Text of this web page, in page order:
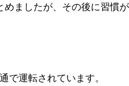
ましたが、その後に習慣
で運転されています。